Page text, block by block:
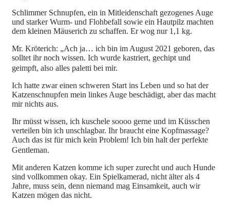
Schlimmer Schnupfen, ein in Mitleidenschaft gezogenes Auge
und starker Wurm- und Flohbefall sowie ein Hautpilz machten
dem kleinen Mäuserich zu schaffen. Er wog nur 1,1 kg.
Mr. Kröterich: „Ach ja… ich bin im August 2021 geboren, das
solltet ihr noch wissen. Ich wurde kastriert, gechipt und
geimpft, also alles paletti bei mir.
Ich hatte zwar einen schweren Start ins Leben und so hat der
Katzenschnupfen mein linkes Auge beschädigt, aber das macht
mir nichts aus.
Ihr müsst wissen, ich kuschele soooo gerne und im Küsschen
verteilen bin ich unschlagbar. Ihr braucht eine Kopfmassage?
Auch das ist für mich kein Problem! Ich bin halt der perfekte
Gentleman.
Mit anderen Katzen komme ich super zurecht und auch Hunde
sind vollkommen okay. Ein Spielkamerad, nicht älter als 4
Jahre, muss sein, denn niemand mag Einsamkeit, auch wir
Katzen mögen das nicht.